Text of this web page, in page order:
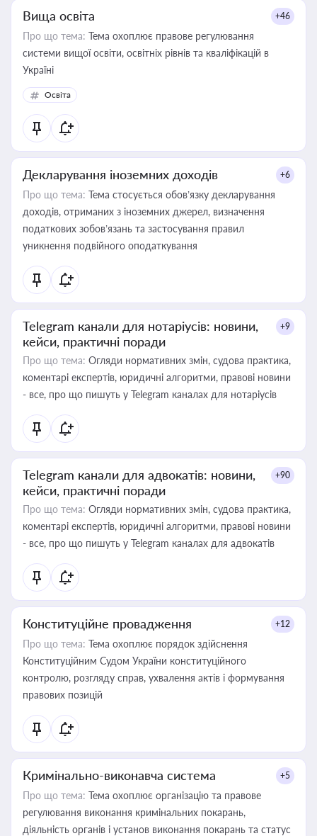
Вища освіта +46
Про що тема: Тема охоплює правове регулювання
системи вищої освіти, освітніх рівнів та кваліфікацій в
Україні
Освіта
Декларування іноземних доходів +6
Про що тема: Тема стосується обов’язку декларування
доходів, отриманих з іноземних джерел, визначення
податкових зобов’язань та застосування правил
уникнення подвійного оподаткування
Telegram канали для нотаріусів: новини,
кейси, практичні поради
+9
Про що тема: Огляди нормативних змін, судова практика,
коментарі експертів, юридичні алгоритми, правові новини
- все, про що пишуть у Telegram каналах для нотаріусів
Telegram канали для адвокатів: новини,
кейси, практичні поради
+90
Про що тема: Огляди нормативних змін, судова практика,
коментарі експертів, юридичні алгоритми, правові новини
- все, про що пишуть у Telegram каналах для адвокатів
Конституційне провадження +12
Про що тема: Тема охоплює порядок здійснення
Конституційним Судом України конституційного
контролю, розгляду справ, ухвалення актів і формування
правових позицій
Кримінально-виконавча система +5
Про що тема: Тема охоплює організацію та правове
регулювання виконання кримінальних покарань,
діяльність органів і установ виконання покарань та статус